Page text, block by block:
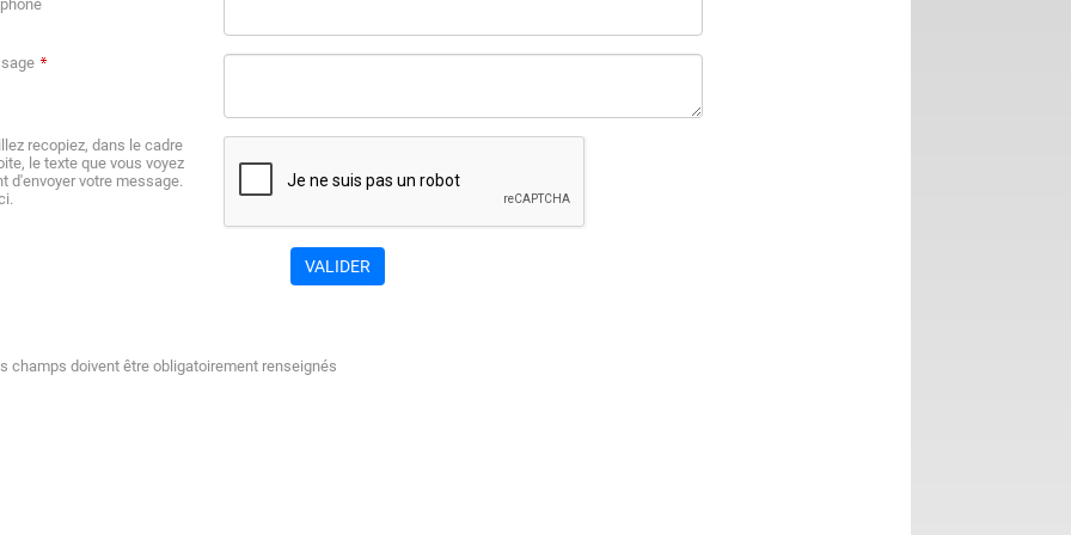
recopiez, dans le cadre
le texte que vous voyez
d'envoyer votre message.
champs doivent être obligatoirement renseignés